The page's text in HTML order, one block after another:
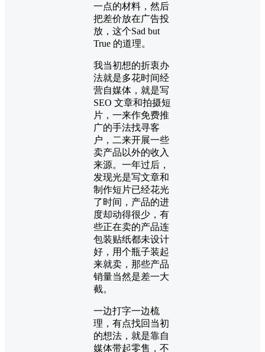
一点的材料，然后
把差价放在广告投
放，这个Sad but
True 的道理。
我当初想的折衷办
法就是多花时间经
营自媒体，就是写
SEO 文章和拍摄短
片，一来作免费推
广的手法找寻客
户，二来开展一些
卖产品以外的收入
来源。一年过后，
发现光是写文章和
制作短片已经花光
了时间，产品的进
度却动得很少，有
些正在卖的产品连
包装贴纸都未设计
好，用个瓶子装起
来就卖，那些产品
销量当然是差一大
截。
一边打字一边梳
理，有点找回当初
的想法，就是靠自
媒体带起零售，不